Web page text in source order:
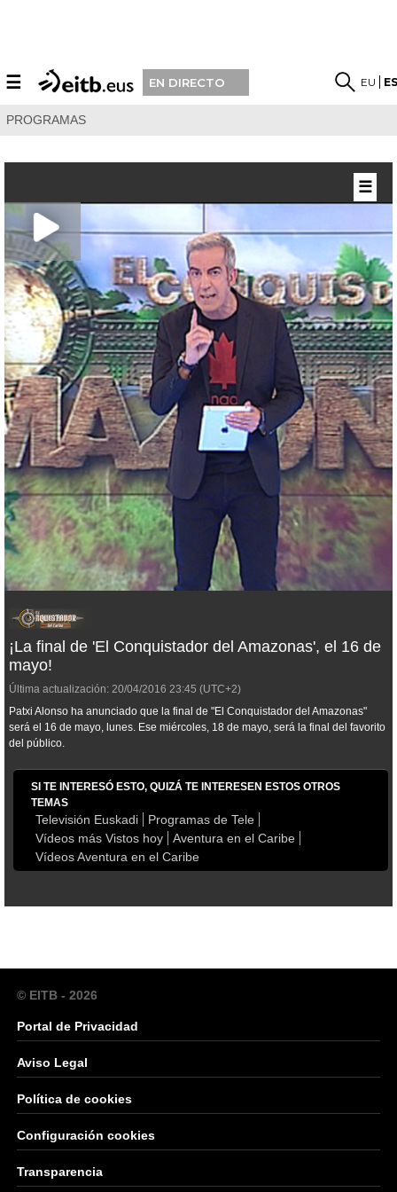
☰ EN DIRECTO EU
PROGRAMAS
¡La final de 'El Conquistador del Amazonas', el 16 de
mayo!
Última actualización: 20/04/2016 23:45 (UTC+2)
Patxi Alonso ha anunciado que la final de "El Conquistador del Amazonas"
será el 16 de mayo, lunes. Ese miércoles, 18 de mayo, será la final del favorito
del público.
SI TE INTERESÓ ESTO, QUIZÁ TE INTERESEN ESTOS OTROS
TEMAS
Televisión Euskadi
Programas de Tele
Vídeos más Vistos hoy
Aventura en el Caribe
Vídeos Aventura en el Caribe
☰
© EITB - 2026
Portal de Privacidad
Aviso Legal
Política de cookies
Configuración cookies
Transparencia